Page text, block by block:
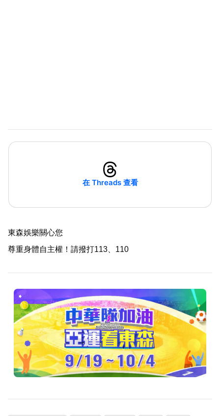
在 Threads 查看
東森娛樂關心您
尊重身體自主權！請撥打113、110